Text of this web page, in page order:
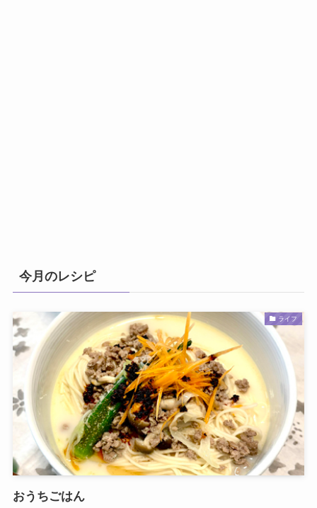
今月のレシピ
ライフ
おうちごはん